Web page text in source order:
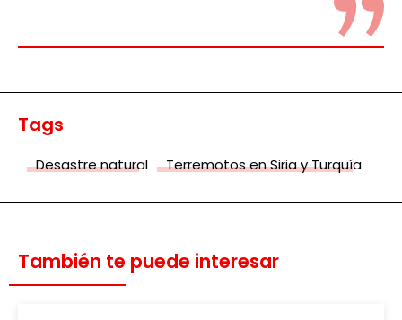
Tags
Desastre natural Terremotos en Siria y Turquía
También te puede interesar